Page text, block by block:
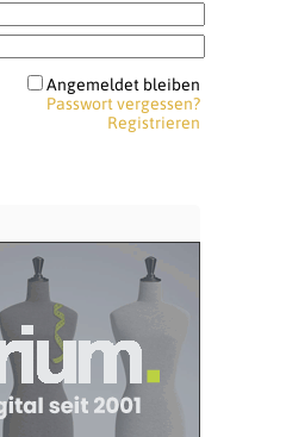
Angemeldet bleiben
Passwort vergessen?
Registrieren